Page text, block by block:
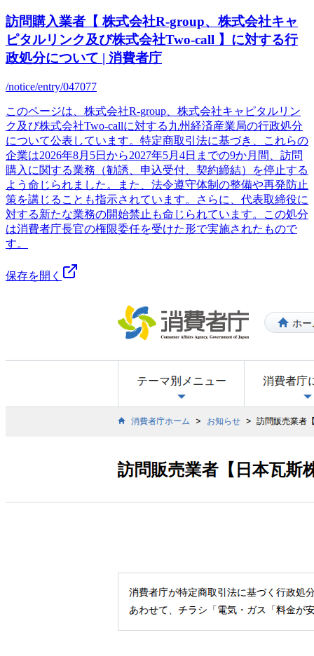
訪問購入業者【 株式会社R-group、株式会社キャ
ピタルリンク及び株式会社Two-call 】に対する行
政処分について | 消費者庁
/notice/entry/047077
このページは、株式会社R-group、株式会社キャピタルリン
ク及び株式会社Two-callに対する九州経済産業局の行政処分
について公表しています。特定商取引法に基づき、これらの
企業は2026年8月5日から2027年5月4日までの9か月間、訪問
購入に関する業務（勧誘、申込受付、契約締結）を停止する
よう命じられました。また、法令遵守体制の整備や再発防止
策を講じることも指示されています。さらに、代表取締役に
対する新たな業務の開始禁止も命じられています。この処分
は消費者庁長官の権限委任を受けた形で実施されたもので
す。
保存を開く